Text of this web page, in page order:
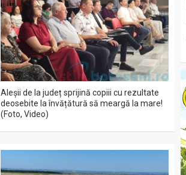
Aleșii de la județ sprijină copiii cu rezultate
deosebite la învățătură să meargă la mare!
(Foto, Video)